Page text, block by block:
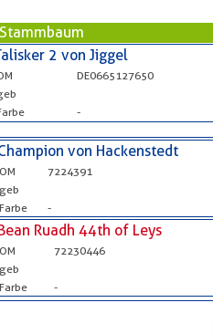
Stammbaum
2 von Jiggel
DE0665127650
-
von Hackenstedt
OM
7224391
geb
Farbe
-
Ruadh 44th of Leys
OM
72230446
geb
Farbe
-